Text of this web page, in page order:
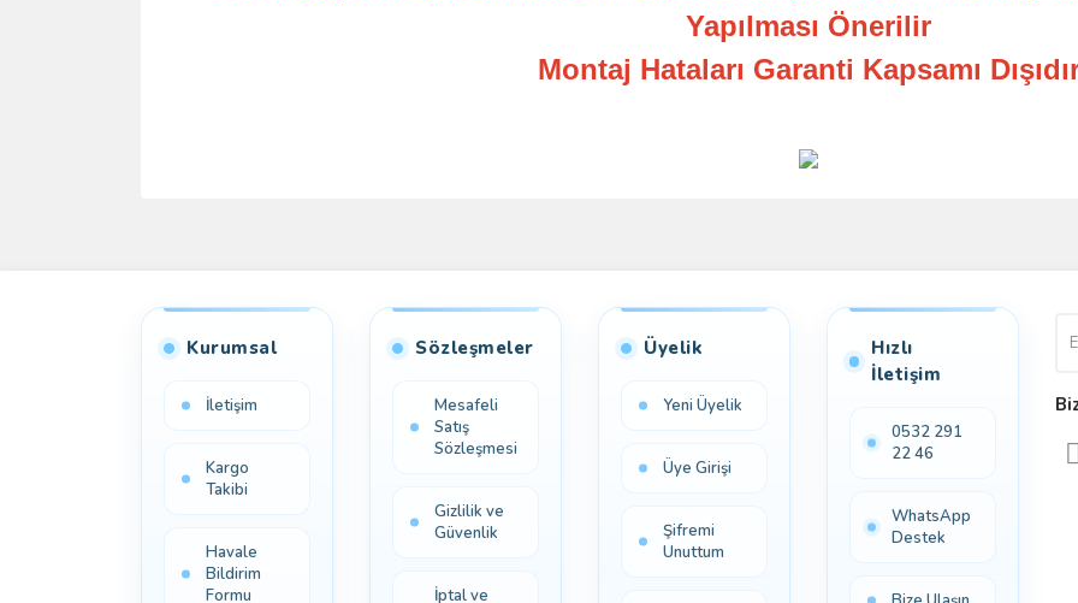
Yapılması Önerilir
Montaj Hataları Garanti Kapsamı
Kurumsal
İletişim
Kargo
Takibi
Havale
Bildirim
Formu
Sözleşmeler
Mesafeli
Satış
Sözleşmesi
Gizlilik ve
Güvenlik
İptal ve
Üyelik
Yeni Üyelik
Üye Girişi
Şifremi
Unuttum
Hızlı
İletişim
0532 291
22 46
WhatsApp
Destek